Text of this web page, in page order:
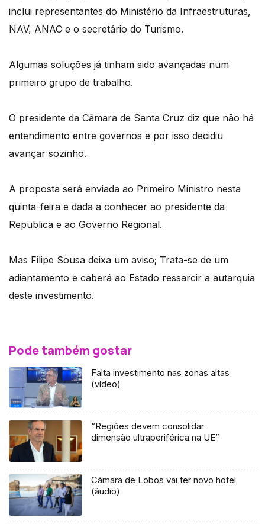
inclui representantes do Ministério da Infraestruturas,
NAV, ANAC e o secretário do Turismo.
Algumas soluções já tinham sido avançadas num
primeiro grupo de trabalho.
O presidente da Câmara de Santa Cruz diz que não há
entendimento entre governos e por isso decidiu
avançar sozinho.
A proposta será enviada ao Primeiro Ministro nesta
quinta-feira e dada a conhecer ao presidente da
Republica e ao Governo Regional.
Mas Filipe Sousa deixa um aviso; Trata-se de um
adiantamento e caberá ao Estado ressarcir a autarquia
deste investimento.
Pode também gostar
Falta investimento nas zonas altas
(vídeo)
“Regiões devem consolidar
dimensão ultraperiférica na UE”
Câmara de Lobos vai ter novo hotel
(áudio)